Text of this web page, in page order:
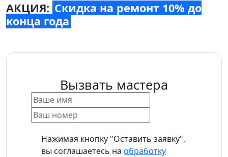
АКЦИЯ: Скидка на ремонт 10% до
конца года
Вызвать мастера
Нажимая кнопку "Оставить заявку",
вы соглашаетесь на обработку